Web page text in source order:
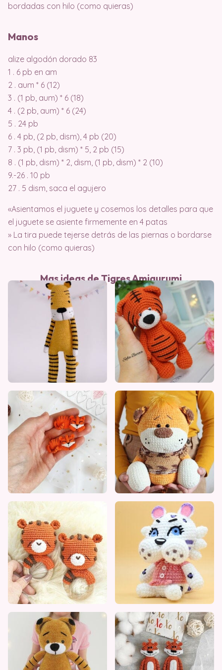
bordadas con hilo (como quieras)
Manos
alize algodón dorado 83
1 . 6 pb en am
2 . aum * 6 (12)
3 . (1 pb, aum) * 6 (18)
4 . (2 pb, aum) * 6 (24)
5 . 24 pb
6 . 4 pb, (2 pb, dism), 4 pb (20)
7 . 3 pb, (1 pb, dism) * 5, 2 pb (15)
8 . (1 pb, dism) * 2, dism, (1 pb, dism) * 2 (10)
9.-26 . 10 pb
27 . 5 dism, saca el agujero
«Asientamos el juguete y cosemos los detalles para que
el juguete se asiente firmemente en 4 patas
» La tira puede tejerse detrás de las piernas o bordarse
con hilo (como quieras)
Mas ideas de Tigres Amigurumi